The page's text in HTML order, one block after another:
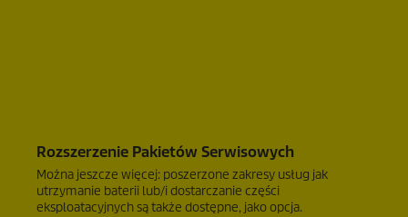
Rozszerzenie Pakietów Serwisowych
Można jeszcze więcej: poszerzone zakresy usług jak
utrzymanie baterii lub/i dostarczanie części
eksploatacyjnych są także dostępne, jako opcja.